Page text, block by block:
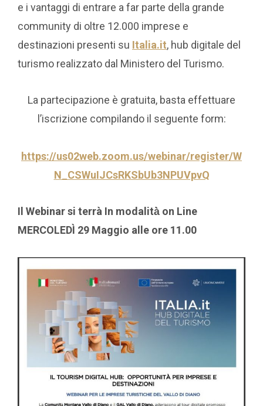
e i vantaggi di entrare a far parte della grande
community di oltre 12.000 imprese e
destinazioni presenti su Italia.it, hub digitale del
turismo realizzato dal Ministero del Turismo.
La partecipazione è gratuita, basta effettuare
l’iscrizione compilando il seguente form:
https://us02web.zoom.us/webinar/register/W
N_CSWuIJCsRKSbUb3NPUVpvQ
Il Webinar si terrà In modalità̀ on Line
MERCOLEDÌ 29 Maggio alle ore 11.00